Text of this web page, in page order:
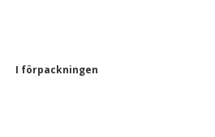
I förpackningen